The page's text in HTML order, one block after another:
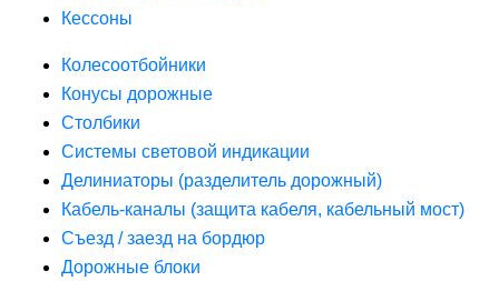
Кессоны
Колесоотбойники
Конусы дорожные
Столбики
Системы световой индикации
Делиниаторы (разделитель дорожный)
Кабель-каналы (защита кабеля, кабельный мост)
Съезд / заезд на бордюр
Дорожные блоки